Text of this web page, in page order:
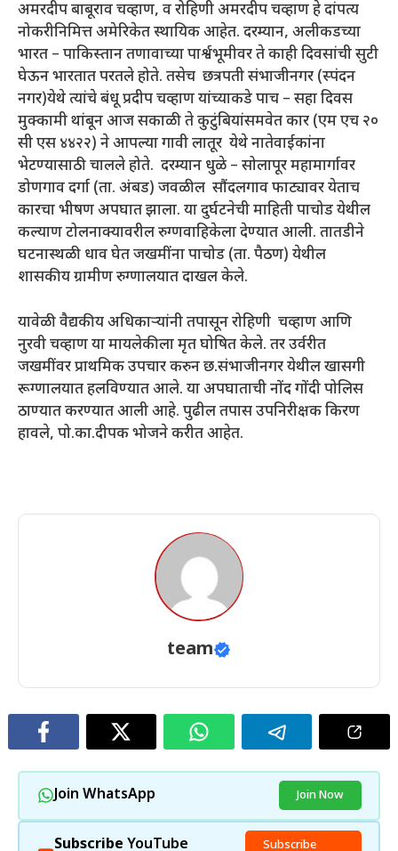
अमरदीप बाबूराव चव्हाण, व रोहिणी अमरदीप चव्हाण हे दांपत्य
नोकरीनिमित्त अमेरिकेत स्थायिक आहेत. दरम्यान, अलीकडच्या
भारत – पाकिस्तान तणावाच्या पार्श्वभूमीवर ते काही दिवसांची सुटी
घेऊन भारतात परतले होते. तसेच छत्रपती संभाजीनगर (स्पंदन
नगर)येथे त्यांचे बंधू प्रदीप चव्हाण यांच्याकडे पाच – सहा दिवस
मुक्कामी थांबून आज सकाळी ते कुटुंबियांसमवेत कार (एम एच २०
सी एस ४४२२) ने आपल्या गावी लातूर येथे नातेवाईकांना
भेटण्यासाठी चालले होते. दरम्यान धुळे – सोलापूर महामार्गावर
डोणगाव दर्गा (ता. अंबड) जवळील सौंदलगाव फाट्यावर येताच
कारचा भीषण अपघात झाला. या दुर्घटनेची माहिती पाचोड येथील
कल्याण टोलनाक्यावरील रुग्णवाहिकेला देण्यात आली. तातडीने
घटनास्थळी धाव घेत जखमींना पाचोड (ता. पैठण) येथील
शासकीय ग्रामीण रुग्णालयात दाखल केले.
यावेळी वैद्यकीय अधिकाऱ्यांनी तपासून रोहिणी चव्हाण आणि
नुरवी चव्हाण या मायलेकीला मृत घोषित केले. तर उर्वरीत
जखमींवर प्राथमिक उपचार करुन छ.संभाजीनगर येथील खासगी
रूग्णालयात हलविण्यात आले. या अपघाताची नोंद गोंदी पोलिस
ठाण्यात करण्यात आली आहे. पुढील तपास उपनिरीक्षक किरण
हावले, पो.का.दीपक भोजने करीत आहेत.
team
Join WhatsApp Join Now
Subscribe YouTube Subscribe